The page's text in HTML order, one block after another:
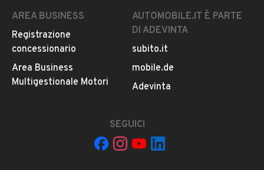
AREA BUSINESS
Registrazione
concessionario
Area Business
Multigestionale Motori
AUTOMOBILE.IT È PARTE
DI ADEVINTA
subito.it
mobile.de
Adevinta
SEGUICI